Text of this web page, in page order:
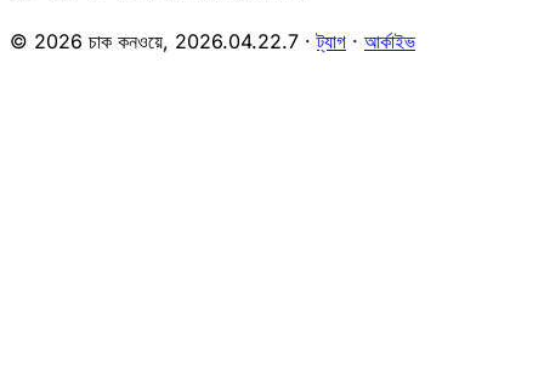
© 2026 চাক কনওয়ে, 2026.04.22.7 ·ট্যাগ · আর্কাইভ